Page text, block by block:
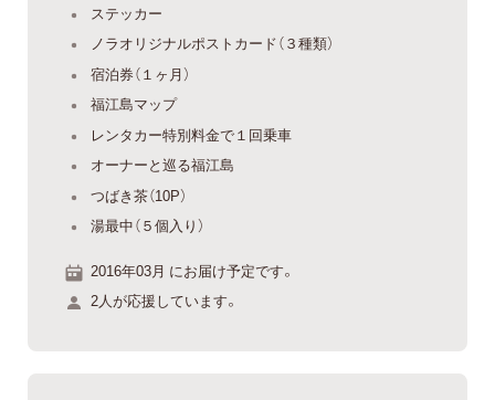
ステッカー
ノラオリジナルポストカード（３種類）
宿泊券（１ヶ月）
福江島マップ
レンタカー特別料金で１回乗車
オーナーと巡る福江島
つばき茶（10P）
湯最中（５個入り）
2016年03月 にお届け予定です。
2人が応援しています。